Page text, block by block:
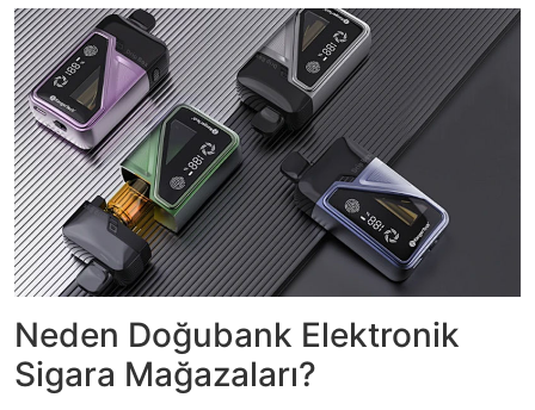
Neden Doğubank Elektronik
Sigara Mağazaları?